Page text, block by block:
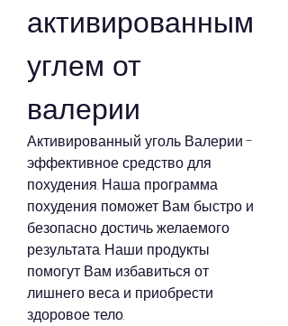
активированным
углем от
валерии
Активированный уголь Валерии -
эффективное средство для
похудения. Наша программа
похудения поможет Вам быстро и
безопасно достичь желаемого
результата. Наши продукты
помогут Вам избавиться от
лишнего веса и приобрести
здоровое тело.